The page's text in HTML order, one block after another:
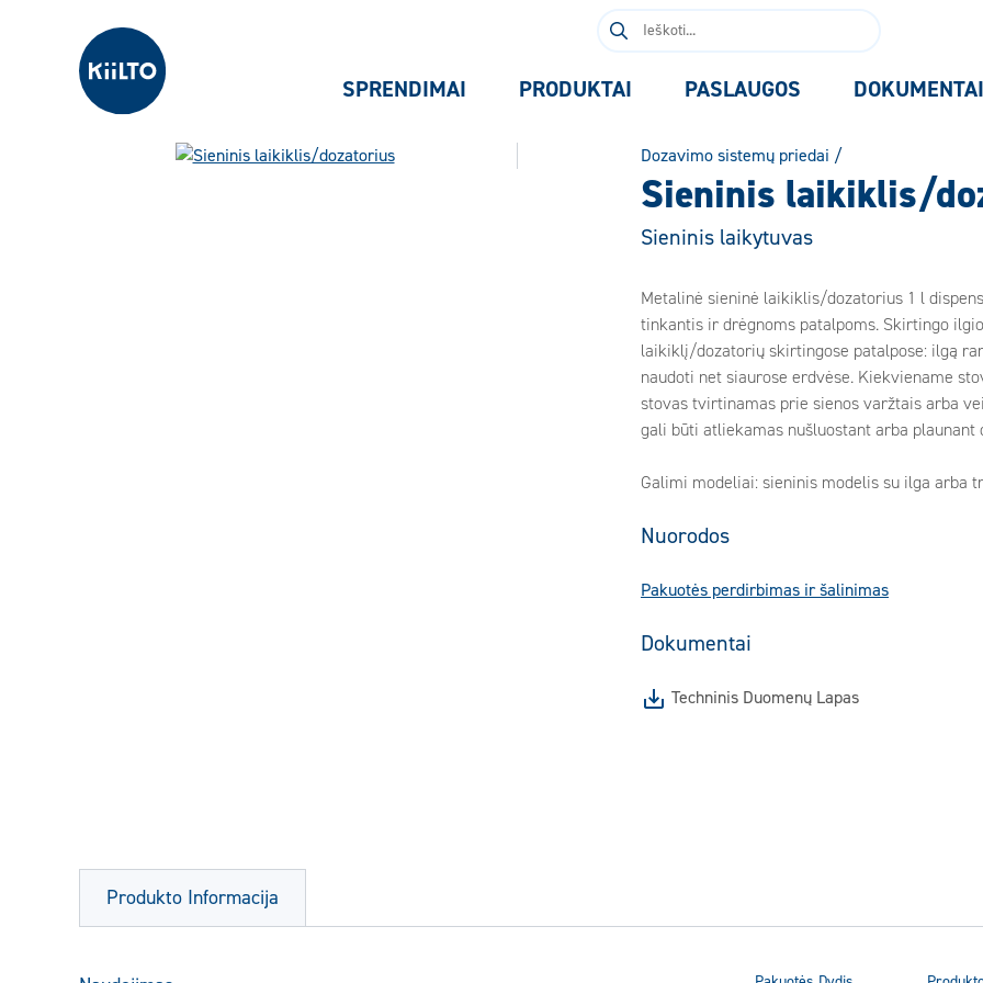
Kiilto Lietuva Ieškoti:
SPRENDIMAI PRODUKTAI PASLAUGOS DOKUMENTAI
Dozavimo sistemų priedai /
Sieninis laikiklis/
Sieninis laikytuvas
Metalinė sieninė laikiklis/dozatorius 1 l
tinkantis ir drėgnoms patalpoms. Skirtingo
laikiklį/dozatorių skirtingose ​​patalpose: ilgą
naudoti net siaurose erdvėse. Kiekviename
stovas tvirtinamas prie sienos varžtais arba
gali būti atliekamas nušluostant arba plaunant
Galimi modeliai: sieninis modelis su ilga arba
Nuorodos
Pakuotės perdirbimas ir šalinimas
Dokumentai
Techninis Duomenų Lapas
Produkto Informacija